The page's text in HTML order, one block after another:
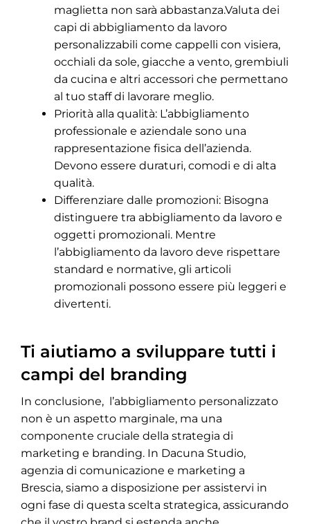
maglietta non sarà abbastanza.Valuta dei
capi di abbigliamento da lavoro
personalizzabili come cappelli con visiera,
occhiali da sole, giacche a vento, grembiuli
da cucina e altri accessori che permettano
al tuo staff di lavorare meglio.
Priorità alla qualità: L’abbigliamento
professionale e aziendale sono una
rappresentazione fisica dell’azienda.
Devono essere duraturi, comodi e di alta
qualità.
Differenziare dalle promozioni: Bisogna
distinguere tra abbigliamento da lavoro e
oggetti promozionali. Mentre
l’abbigliamento da lavoro deve rispettare
standard e normative, gli articoli
promozionali possono essere più leggeri e
divertenti.
Ti aiutiamo a sviluppare tutti i
campi del branding
In conclusione, l’abbigliamento personalizzato
non è un aspetto marginale, ma una
componente cruciale della strategia di
marketing e branding. In Dacuna Studio,
agenzia di comunicazione e marketing a
Brescia, siamo a disposizione per assistervi in
ogni fase di questa scelta strategica, assicurando